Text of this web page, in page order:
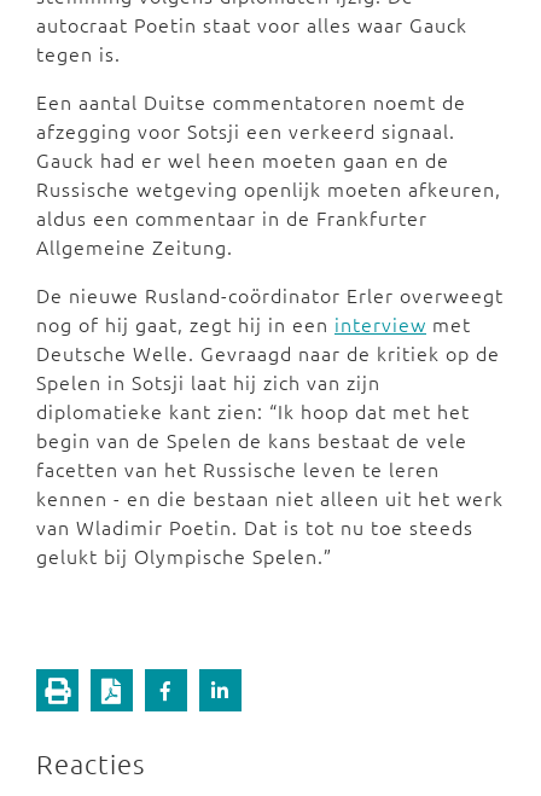
autocraat Poetin staat voor alles waar Gauck
tegen is.
Een aantal Duitse commentatoren noemt de
afzegging voor Sotsji een verkeerd signaal.
Gauck had er wel heen moeten gaan en de
Russische wetgeving openlijk moeten afkeuren,
aldus een commentaar in de Frankfurter
Allgemeine Zeitung.
De nieuwe Rusland-coördinator Erler overweegt
nog of hij gaat, zegt hij in een interview met
Deutsche Welle. Gevraagd naar de kritiek op de
Spelen in Sotsji laat hij zich van zijn
diplomatieke kant zien: “Ik hoop dat met het
begin van de Spelen de kans bestaat de vele
facetten van het Russische leven te leren
kennen - en die bestaan niet alleen uit het werk
van Wladimir Poetin. Dat is tot nu toe steeds
gelukt bij Olympische Spelen.”
Reacties